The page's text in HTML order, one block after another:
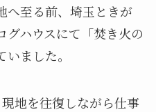
へ至る前、埼玉ときが
グハウスにて「焚き火の
ました。
地を往復しながら仕事